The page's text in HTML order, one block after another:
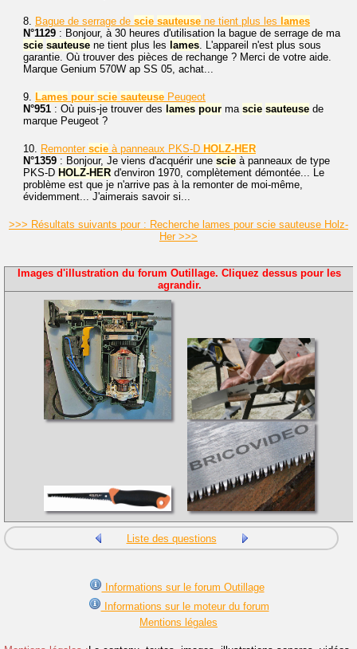
8. Bague de serrage de scie sauteuse ne tient plus les lames
N°1129 : Bonjour, à 30 heures d'utilisation la bague de serrage de ma
scie sauteuse ne tient plus les lames. L'appareil n'est plus sous
garantie. Où trouver des pièces de rechange ? Merci de votre aide.
Marque Genium 570W ap SS 05, achat...
9. Lames pour scie sauteuse Peugeot
N°951 : Où puis-je trouver des lames pour ma scie sauteuse de
marque Peugeot ?
10. Remonter scie à panneaux PKS-D HOLZ-HER
N°1359 : Bonjour, Je viens d'acquérir une scie à panneaux de type
PKS-D HOLZ-HER d'environ 1970, complètement démontée... Le
problème est que je n'arrive pas à la remonter de moi-même,
évidemment... J'aimerais savoir si...
>>> Résultats suivants pour : Recherche lames pour scie sauteuse Holz-
Her >>>
Images d'illustration du forum Outillage. Cliquez dessus pour les
agrandir.
Liste des questions
Informations sur le forum Outillage
Informations sur le moteur du forum
Mentions légales